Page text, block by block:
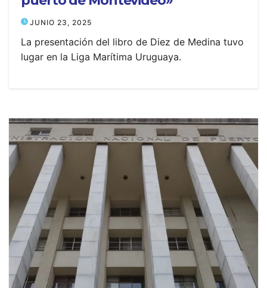
JUNIO 23, 2025
La presentación del libro de Diez de Medina tuvo
lugar en la Liga Marítima Uruguaya.